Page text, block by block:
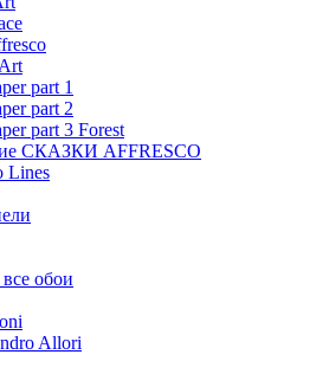
part 1
part 2
part 3 Forest
СКАЗКИ AFFRESCO
Lines
обои
Allori